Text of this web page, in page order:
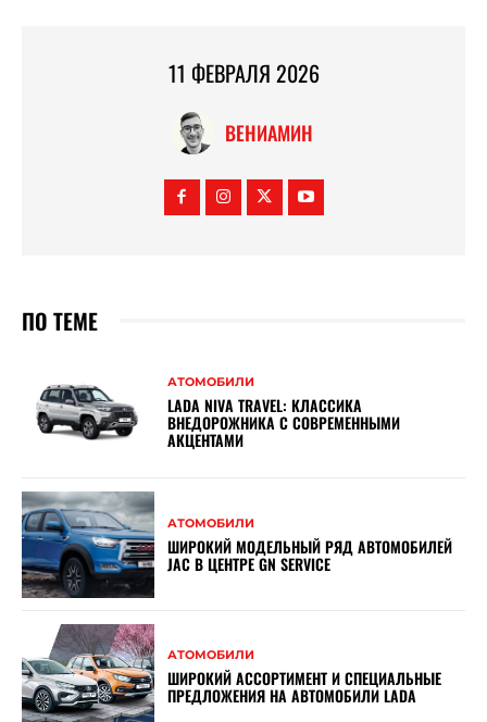
11 ФЕВРАЛЯ 2026
ВЕНИАМИН
ПО ТЕМЕ
АТОМОБИЛИ
LADA NIVA TRAVEL: КЛАССИКА
ВНЕДОРОЖНИКА С СОВРЕМЕННЫМИ
АКЦЕНТАМИ
АТОМОБИЛИ
ШИРОКИЙ МОДЕЛЬНЫЙ РЯД АВТОМОБИЛЕЙ
JAC В ЦЕНТРЕ GN SERVICE
АТОМОБИЛИ
ШИРОКИЙ АССОРТИМЕНТ И СПЕЦИАЛЬНЫЕ
ПРЕДЛОЖЕНИЯ НА АВТОМОБИЛИ LADA